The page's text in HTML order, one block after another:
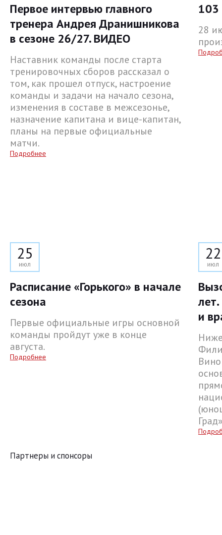
Первое интервью главного
тренера Андрея Дранишникова
в сезоне 26/27. ВИДЕО
Наставник команды после старта
тренировочных сборов рассказал о
том, как прошел отпуск, настроение
команды и задачи на начало сезона,
изменения в составе в межсезонье,
назначение капитана и вице-капитан,
планы на первые официальные
матчи.
Подробнее
103
28
25
июл
Расписание «Горького» в начале
сезона
Первые официальные игры основной
команды пройдут уже в конце
августа.
Подробнее
22
июл
и
Партнеры и спонсоры